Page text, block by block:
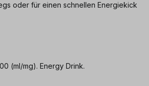
oder für einen schnellen Energiekick
(ml/mg). Energy Drink.